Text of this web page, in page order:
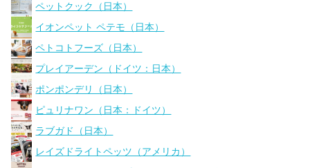
ペットクック（日本）
イオンペット ペテモ（日本）
ペトコトフーズ（日本）
プレイアーデン（ドイツ：日本）
ポンポンデリ（日本）
ピュリナワン（日本：ドイツ）
ラブガド（日本）
レイズドライトペッツ（アメリカ）